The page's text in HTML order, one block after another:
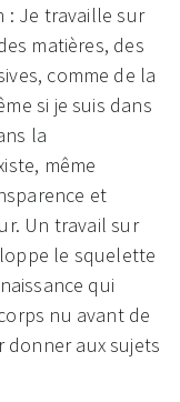
: Je travaille sur
matières, des
comme de la
si je suis dans
la
même
et
Un travail sur
le squelette
qui
nu avant de
donner aux sujets